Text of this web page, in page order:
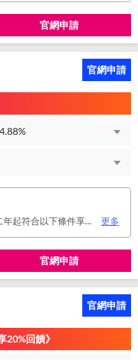
官網申請
官網申請
次年年費：2000元(有條件免年費), 第二年起符合以下條件享年費優惠辦法 • 使用非紙本帳單(電子帳單或行動帳單)終身免年費 • 前一年消費滿 8 萬或 12 次享次年免年費
更多
官網申請
官網申請
20%回饋》